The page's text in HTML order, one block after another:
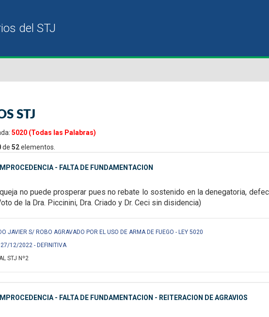
STJ
5020 (Todas las Palabras)
de 52elementos.
- FALTA DE FUNDAMENTACION
no puede prosperar pues no rebate lo sostenido en la denegatoria,
de la Dra. Piccinini, Dra. Criado y Dr. Ceci sin disidencia)
JAVIER S/ ROBO AGRAVADO POR EL USO DE ARMA DE FUEGO - LEY 5020
27/12/2022 - DEFINITIVA
STJ Nº2
- FALTA DE FUNDAMENTACION - REITERACION DE AGRAVIOS